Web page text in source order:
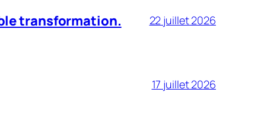
transformation. 22 juillet 2026
17 juillet 2026